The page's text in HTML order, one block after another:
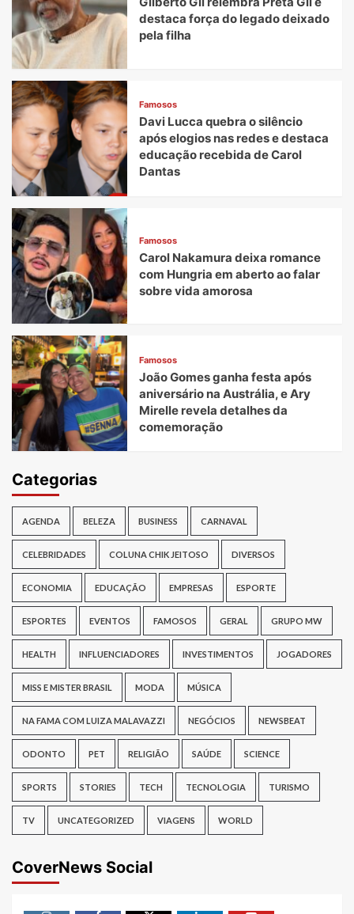
destaca força do legado deixado
pela filha
Famosos
Davi Lucca quebra o silêncio
após elogios nas redes e destaca
educação recebida de Carol
Dantas
Famosos
Carol Nakamura deixa romance
com Hungria em aberto ao falar
sobre vida amorosa
Famosos
João Gomes ganha festa após
aniversário na Austrália, e Ary
Mirelle revela detalhes da
comemoração
Categorias
AGENDA BELEZA BUSINESS CARNAVAL
CELEBRIDADES COLUNA CHIK JEITOSO DIVERSOS
ECONOMIA EDUCAÇÃO EMPRESAS ESPORTE
ESPORTES EVENTOS FAMOSOS GERAL GRUPO MW
HEALTH INFLUENCIADORES INVESTIMENTOS JOGADORES
MISS E MISTER BRASIL MODA MÚSICA
NA FAMA COM LUIZA MALAVAZZI NEGÓCIOS NEWSBEAT
ODONTO PET RELIGIÃO SAÚDE SCIENCE
SPORTS STORIES TECH TECNOLOGIA TURISMO
TV UNCATEGORIZED VIAGENS WORLD
CoverNews Social